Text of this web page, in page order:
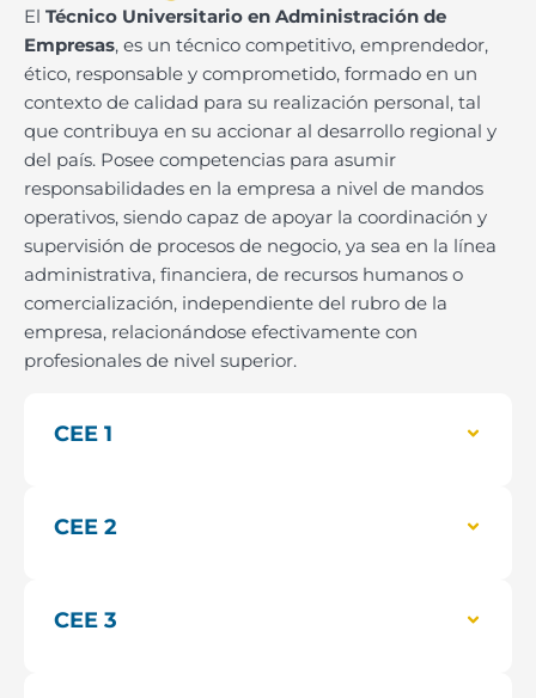
El Técnico Universitario en Administración de
Empresas, es un técnico competitivo, emprendedor,
ético, responsable y comprometido, formado en un
contexto de calidad para su realización personal, tal
que contribuya en su accionar al desarrollo regional y
del país. Posee competencias para asumir
responsabilidades en la empresa a nivel de mandos
operativos, siendo capaz de apoyar la coordinación y
supervisión de procesos de negocio, ya sea en la línea
administrativa, financiera, de recursos humanos o
comercialización, independiente del rubro de la
empresa, relacionándose efectivamente con
profesionales de nivel superior.
CEE 1
CEE 2
CEE 3